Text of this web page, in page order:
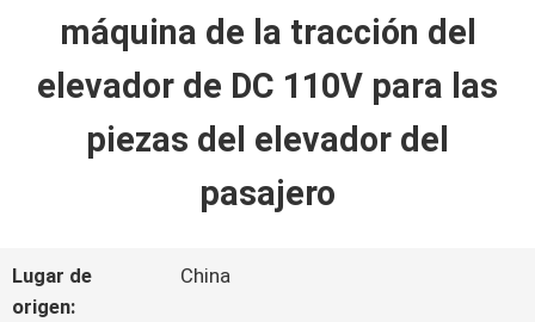
PRODUCTOS
VÍDEOS
NOSOTROS
máquina de la tracción del
elevador de DC 110V para las
piezas del elevador del
pasajero
Lugar de
origen:
China